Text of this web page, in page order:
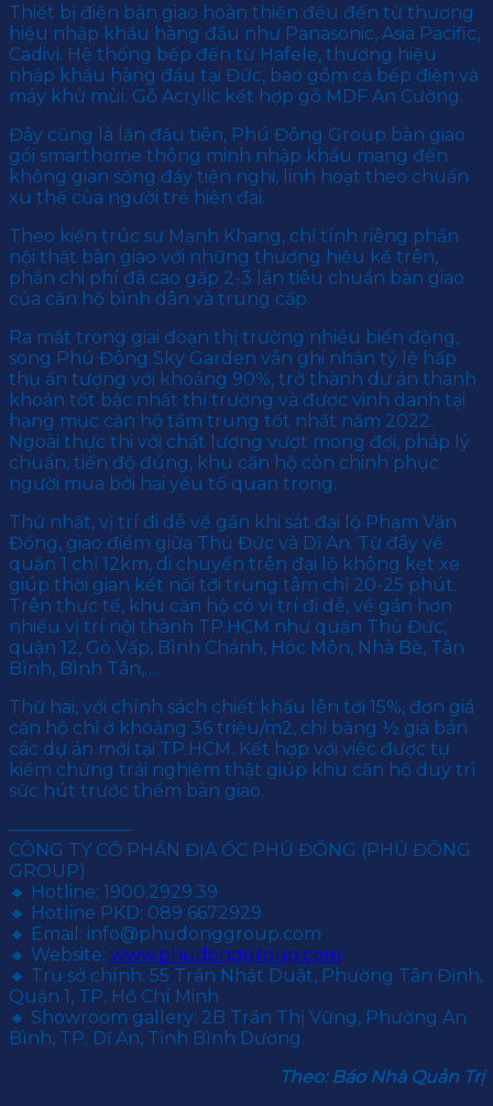
Thiết bị điện bàn giao hoàn thiện đều đến từ thương
hiệu nhập khẩu hàng đầu như Panasonic, Asia Pacific,
Cadivi. Hệ thống bếp đến từ Hafele, thương hiệu
nhập khẩu hàng đầu tại Đức, bao gồm cả bếp điện và
máy khử mùi. Gỗ Acrylic kết hợp gỗ MDF An Cường.
Đây cũng là lần đầu tiên, Phú Đông Group bàn giao
gói smarthome thông minh nhập khẩu mang đến
không gian sống đầy tiện nghi, linh hoạt theo chuẩn
xu thế của người trẻ hiện đại.
Theo kiến trúc sư Mạnh Khang, chỉ tính riêng phần
nội thất bàn giao với những thương hiệu kể trên,
phần chi phí đã cao gấp 2-3 lần tiêu chuẩn bàn giao
của căn hộ bình dân và trung cấp.
Ra mắt trong giai đoạn thị trường nhiều biến động,
song Phú Đông Sky Garden vẫn ghi nhận tỷ lệ hấp
thụ ấn tượng với khoảng 90%, trở thành dự án thanh
khoản tốt bậc nhất thị trường và được vinh danh tại
hạng mục căn hộ tầm trung tốt nhất năm 2022.
Ngoài thực thi với chất lượng vượt mong đợi, pháp lý
chuẩn, tiến độ đúng, khu căn hộ còn chinh phục
người mua bởi hai yếu tố quan trọng.
Thứ nhất, vị trí đi dễ về gần khi sát đại lộ Phạm Văn
Đồng, giao điểm giữa Thủ Đức và Dĩ An. Từ đây về
quận 1 chỉ 12km, di chuyển trên đại lộ không kẹt xe
giúp thời gian kết nối tới trung tâm chỉ 20-25 phút.
Trên thực tế, khu căn hộ có vị trí đi dễ, về gần hơn
nhiều vị trí nội thành TP.HCM như quận Thủ Đức,
quận 12, Gò Vấp, Bình Chánh, Hóc Môn, Nhà Bè, Tân
Bình, Bình Tân,…
Thứ hai, với chính sách chiết khấu lên tới 15%, đơn giá
căn hộ chỉ ở khoảng 36 triệu/m2, chỉ bằng ½ giá bán
các dự án mới tại TP.HCM. Kết hợp với việc được tự
kiểm chứng trải nghiệm thật giúp khu căn hộ duy trì
sức hút trước thềm bàn giao.
———————
CÔNG TY CỔ PHẦN ĐỊA ỐC PHÚ ĐÔNG (PHÚ ĐÔNG
GROUP)
🔸 Hotline: 1900.2929.39
🔸 Hotline PKD: 089 6672929
🔸 Email: info@phudonggroup.com
🔸 Website: www.phudonggroup.com
🔸 Trụ sở chính: 55 Trần Nhật Duật, Phường Tân Định,
Quận 1, TP. Hồ Chí Minh
🔸 Showroom gallery: 2B Trần Thị Vững, Phường An
Bình, TP. Dĩ An, Tỉnh Bình Dương.
Theo: Báo Nhà Quản Trị